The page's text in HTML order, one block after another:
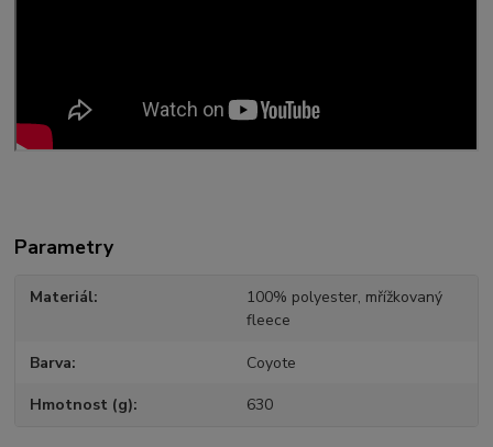
Parametry
Materiál
100% polyester, mřížkovaný
fleece
Barva Coyote
Hmotnost (g) 630